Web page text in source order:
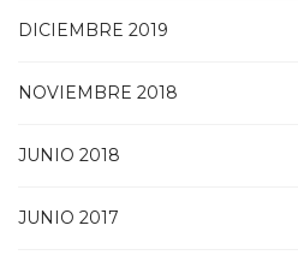
DICIEMBRE 2019
NOVIEMBRE 2018
JUNIO 2018
JUNIO 2017